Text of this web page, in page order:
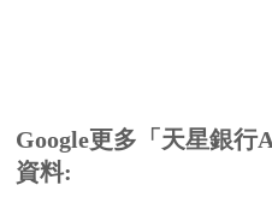
Google更多「 天星銀行
資料: